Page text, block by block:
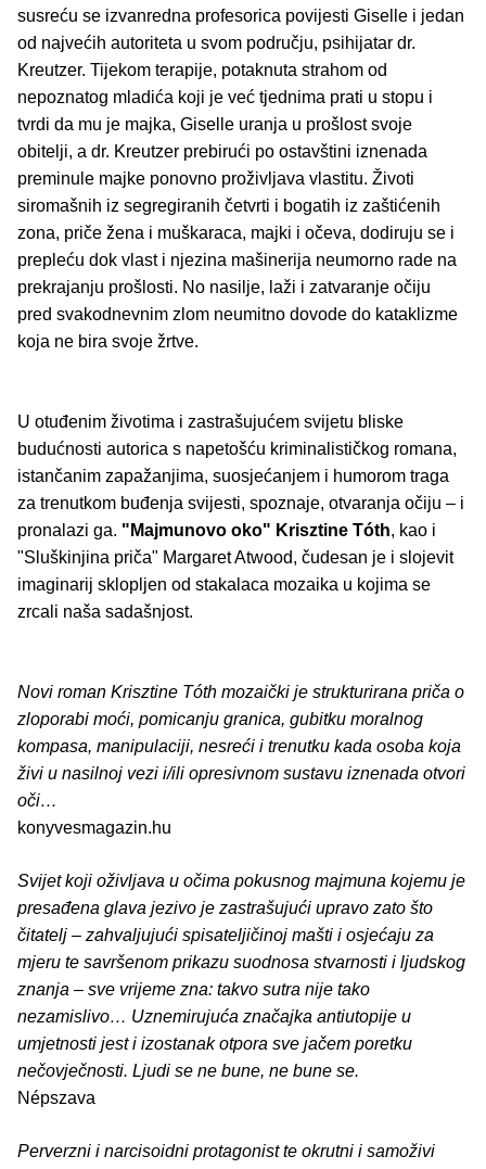
susreću se izvanredna profesorica povijesti Giselle i jedan
od najvećih autoriteta u svom području, psihijatar dr.
Kreutzer. Tijekom terapije, potaknuta strahom od
nepoznatog mladića koji je već tjednima prati u stopu i
tvrdi da mu je majka, Giselle uranja u prošlost svoje
obitelji, a dr. Kreutzer prebirući po ostavštini iznenada
preminule majke ponovno proživljava vlastitu. Životi
siromašnih iz segregiranih četvrti i bogatih iz zaštićenih
zona, priče žena i muškaraca, majki i očeva, dodiruju se i
prepleću dok vlast i njezina mašinerija neumorno rade na
prekrajanju prošlosti. No nasilje, laži i zatvaranje očiju
pred svakodnevnim zlom neumitno dovode do kataklizme
koja ne bira svoje žrtve.
U otuđenim životima i zastrašujućem svijetu bliske
budućnosti autorica s napetošću kriminalističkog romana,
istančanim zapažanjima, suosjećanjem i humorom traga
za trenutkom buđenja svijesti, spoznaje, otvaranja očiju – i
pronalazi ga. "Majmunovo oko" Krisztine Tóth, kao i
"Sluškinjina priča" Margaret Atwood, čudesan je i slojevit
imaginarij sklopljen od stakalaca mozaika u kojima se
zrcali naša sadašnjost.
Novi roman Krisztine Tóth mozaički je strukturirana priča o
zloporabi moći, pomicanju granica, gubitku moralnog
kompasa, manipulaciji, nesreći i trenutku kada osoba koja
živi u nasilnoj vezi i/ili opresivnom sustavu iznenada otvori
oči…
konyvesmagazin.hu
Svijet koji oživljava u očima pokusnog majmuna kojemu je
presađena glava jezivo je zastrašujući upravo zato što
čitatelj – zahvaljujući spisateljičinoj mašti i osjećaju za
mjeru te savršenom prikazu suodnosa stvarnosti i ljudskog
znanja – sve vrijeme zna: takvo sutra nije tako
nezamislivo… Uznemirujuća značajka antiutopije u
umjetnosti jest i izostanak otpora sve jačem poretku
nečovječnosti. Ljudi se ne bune, ne bune se.
Népszava
Perverzni i narcisoidni protagonist te okrutni i samoživi